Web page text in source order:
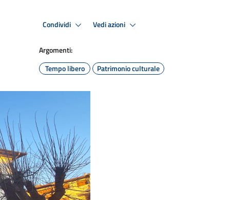
Condividi Vedi azioni
Argomenti:
Tempo libero
Patrimonio culturale